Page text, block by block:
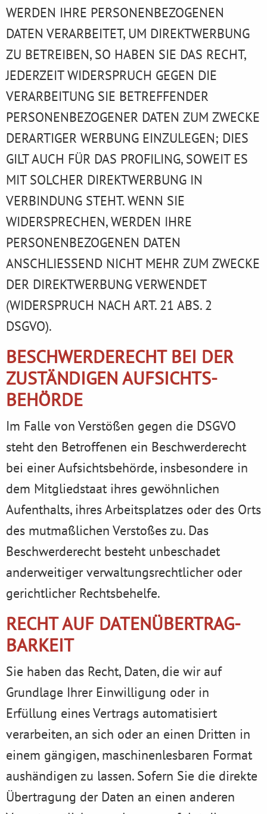
WERDEN IHRE PERSONENBEZOGENEN
DATEN VERARBEITET, UM DIREKTWERBUNG
ZU BETREIBEN, SO HABEN SIE DAS RECHT,
JEDERZEIT WIDERSPRUCH GEGEN DIE
VERARBEITUNG SIE BETREFFENDER
PERSONENBEZOGENER DATEN ZUM ZWECKE
DERARTIGER WERBUNG EINZULEGEN; DIES
GILT AUCH FÜR DAS PROFILING, SOWEIT ES
MIT SOLCHER DIREKTWERBUNG IN
VERBINDUNG STEHT. WENN SIE
WIDERSPRECHEN, WERDEN IHRE
PERSONENBEZOGENEN DATEN
ANSCHLIESSEND NICHT MEHR ZUM ZWECKE
DER DIREKTWERBUNG VERWENDET
(WIDERSPRUCH NACH ART. 21 ABS. 2
DSGVO).
BESCHWERDE­RECHT BEI DER
ZUSTÄNDIGEN AUFSICHTS­
BEHÖRDE
Im Falle von Verstößen gegen die DSGVO
steht den Betroffenen ein Beschwerderecht
bei einer Aufsichtsbehörde, insbesondere in
dem Mitgliedstaat ihres gewöhnlichen
Aufenthalts, ihres Arbeitsplatzes oder des Orts
des mutmaßlichen Verstoßes zu. Das
Beschwerderecht besteht unbeschadet
anderweitiger verwaltungsrechtlicher oder
gerichtlicher Rechtsbehelfe.
RECHT AUF DATEN­ÜBERTRAG­
BARKEIT
Sie haben das Recht, Daten, die wir auf
Grundlage Ihrer Einwilligung oder in
Erfüllung eines Vertrags automatisiert
verarbeiten, an sich oder an einen Dritten in
einem gängigen, maschinenlesbaren Format
aushändigen zu lassen. Sofern Sie die direkte
Übertragung der Daten an einen anderen